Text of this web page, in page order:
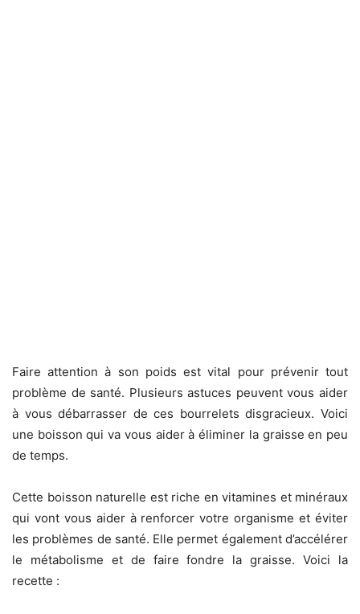
Faire attention à son poids est vital pour prévenir tout
problème de santé. Plusieurs astuces peuvent vous aider
à vous débarrasser de ces bourrelets disgracieux. Voici
une boisson qui va vous aider à éliminer la graisse en peu
de temps.
Cette boisson naturelle est riche en vitamines et minéraux
qui vont vous aider à renforcer votre organisme et éviter
les problèmes de santé. Elle permet également d’accélérer
le métabolisme et de faire fondre la graisse. Voici la
recette :